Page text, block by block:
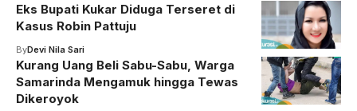
Eks Bupati Kukar Diduga Terseret di
Kasus Robin Pattuju
ByDevi Nila Sari
Kurang Uang Beli Sabu-Sabu, Warga
Samarinda Mengamuk hingga Tewas
Dikeroyok